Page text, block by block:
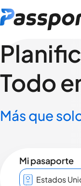
Todo
Más que
Mi pasaporte